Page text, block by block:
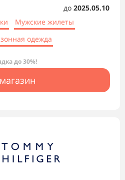
до 2025.05.10
Мужские жилеты
одежда
до 30%!